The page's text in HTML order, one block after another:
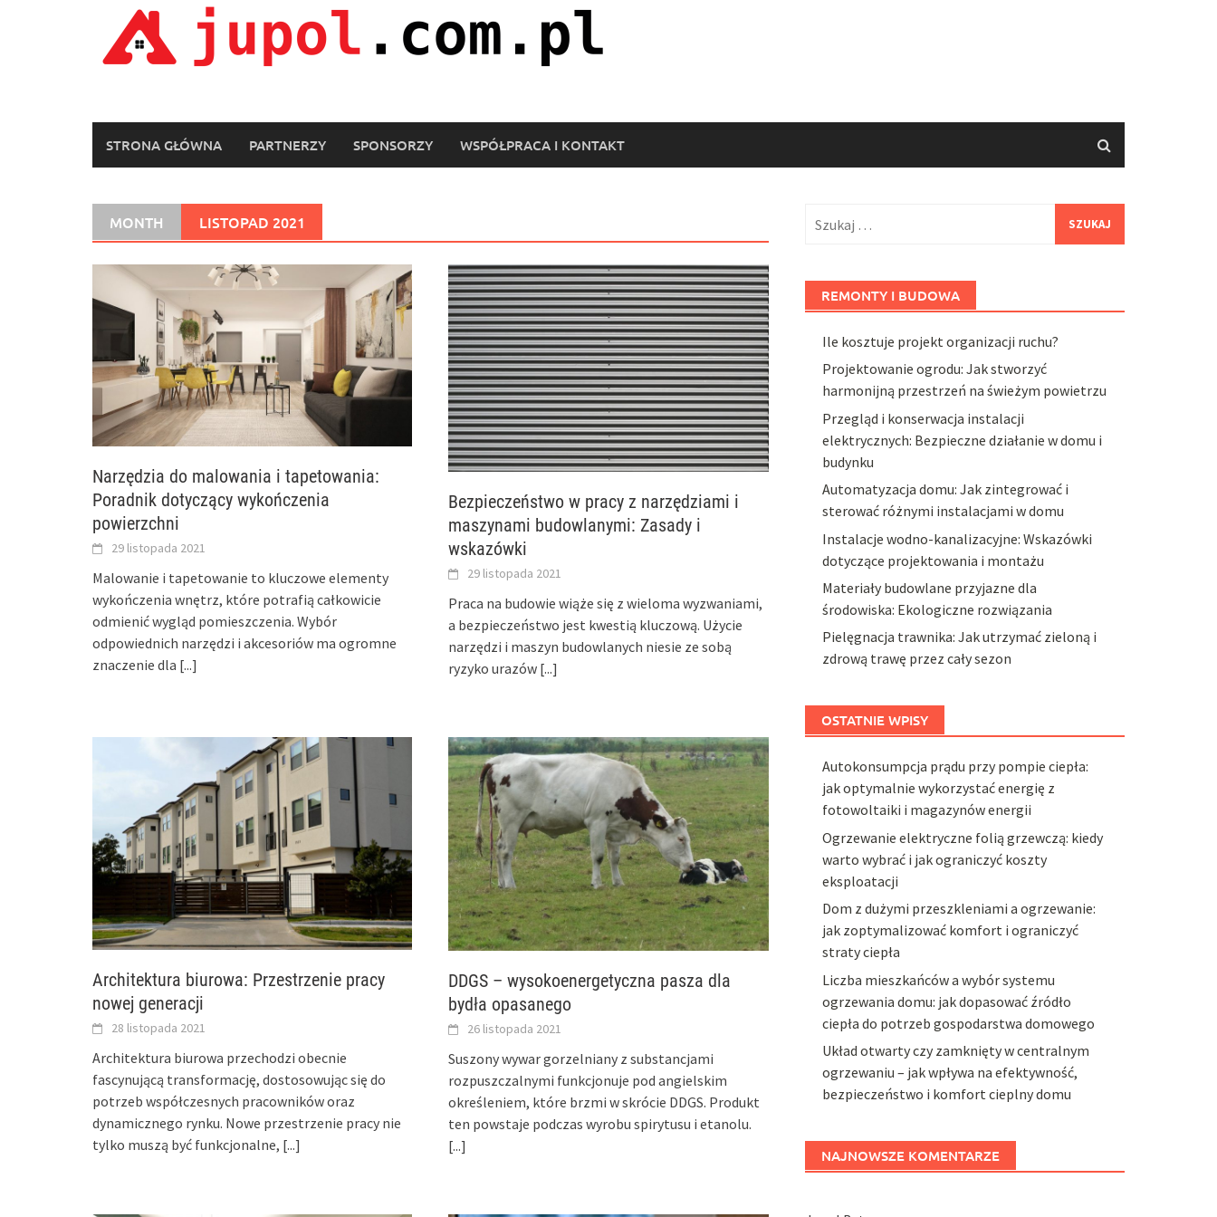
STRONA GŁÓWNA PARTNERZY SPONSORZY WSPÓŁPRACA I KONTAKT
MONTH LISTOPAD 2021
Narzędzia do malowania i tapetowania:
Poradnik dotyczący wykończenia
powierzchni
29 listopada 2021
Malowanie i tapetowanie to kluczowe elementy
wykończenia wnętrz, które potrafią całkowicie
odmienić wygląd pomieszczenia. Wybór
odpowiednich narzędzi i akcesoriów ma ogromne
znaczenie dla [...]
Bezpieczeństwo w pracy z narzędziami i
maszynami budowlanymi: Zasady i
wskazówki
29 listopada 2021
Praca na budowie wiąże się z wieloma wyzwaniami,
a bezpieczeństwo jest kwestią kluczową. Użycie
narzędzi i maszyn budowlanych niesie ze sobą
ryzyko urazów [...]
Architektura biurowa: Przestrzenie pracy
nowej generacji
28 listopada 2021
Architektura biurowa przechodzi obecnie
fascynującą transformację, dostosowując się do
potrzeb współczesnych pracowników oraz
dynamicznego rynku. Nowe przestrzenie pracy nie
tylko muszą być funkcjonalne, [...]
DDGS – wysokoenergetyczna pasza dla
bydła opasanego
26 listopada 2021
Suszony wywar gorzelniany z substancjami
rozpuszczalnymi funkcjonuje pod angielskim
określeniem, które brzmi w skrócie DDGS. Produkt
ten powstaje podczas wyrobu spirytusu i etanolu.
[...]
REMONTY I BUDOWA
Ile kosztuje projekt organizacji ruchu?
Projektowanie ogrodu: Jak stworzyć
harmonijną przestrzeń na świeżym powietrzu
Przegląd i konserwacja instalacji
elektrycznych: Bezpieczne działanie w domu i
budynku
Automatyzacja domu: Jak zintegrować i
sterować różnymi instalacjami w domu
Instalacje wodno-kanalizacyjne: Wskazówki
dotyczące projektowania i montażu
Materiały budowlane przyjazne dla
środowiska: Ekologiczne rozwiązania
Pielęgnacja trawnika: Jak utrzymać zieloną i
zdrową trawę przez cały sezon
OSTATNIE WPISY
Autokonsumpcja prądu przy pompie ciepła:
jak optymalnie wykorzystać energię z
fotowoltaiki i magazynów energii
Ogrzewanie elektryczne folią grzewczą: kiedy
warto wybrać i jak ograniczyć koszty
eksploatacji
Dom z dużymi przeszkleniami a ogrzewanie:
jak zoptymalizować komfort i ograniczyć
straty ciepła
Liczba mieszkańców a wybór systemu
ogrzewania domu: jak dopasować źródło
ciepła do potrzeb gospodarstwa domowego
Układ otwarty czy zamknięty w centralnym
ogrzewaniu – jak wpływa na efektywność,
bezpieczeństwo i komfort cieplny domu
NAJNOWSZE KOMENTARZE